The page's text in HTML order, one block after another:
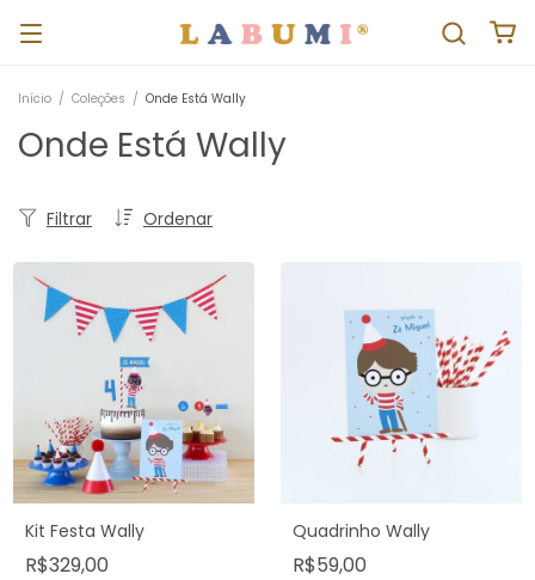
Início / Coleções / Onde Está Wally
Onde Está Wally
Ordenar
Filtrar
Kit Festa Wally
R$329,00
Quadrinho Wally
R$59,00